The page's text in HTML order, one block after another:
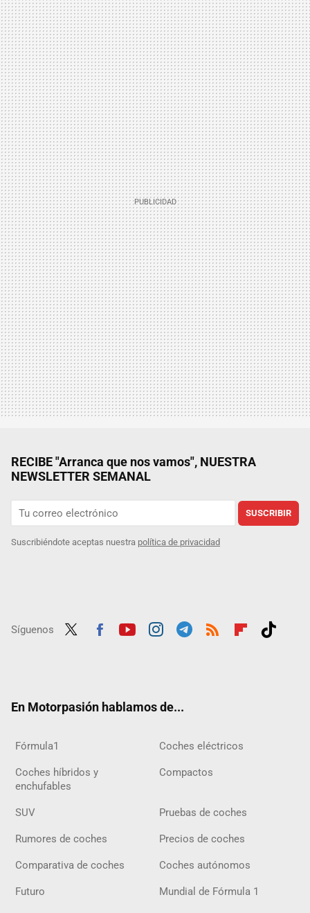
RECIBE "Arranca que nos vamos", NUESTRA
NEWSLETTER SEMANAL
SUSCRIBIR
Suscribiéndote aceptas nuestra política de privacidad
Síguenos
En Motorpasión hablamos de...
Fórmula1 Coches eléctricos
Coches híbridos y
enchufables
Compactos
SUV Pruebas de coches
Rumores de coches Precios de coches
Comparativa de coches Coches autónomos
Futuro Mundial de Fórmula 1